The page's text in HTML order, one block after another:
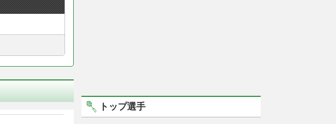
トップ選手